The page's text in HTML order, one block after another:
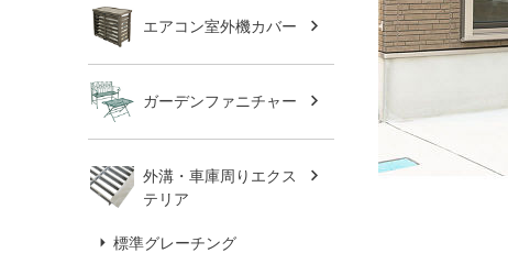
エアコン室外機カバー
ガーデンファニチャー
外溝・車庫周りエクス
テリア
標準グレーチング